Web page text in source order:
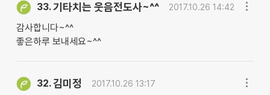
33.기타치는 웃음전도사~^^ 2017.10.26 14:42
감사합니다~^^
좋은하루 보내세요~^^
32.김미정 2017.10.26 13:17